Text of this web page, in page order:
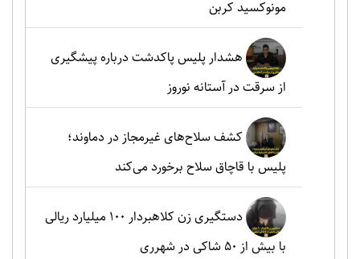
مونوکسید کربن
هشدار پلیس پاکدشت درباره پیشگیری
از سرقت در آستانه نوروز
کشف سلاح‌های غیرمجاز در دماوند؛
پلیس با قاچاق سلاح برخورد می‌کند
دستگیری زن کلاهبردار ۱۰۰ میلیارد ریالی
با بیش از ۵۰ شاکی در شهرری